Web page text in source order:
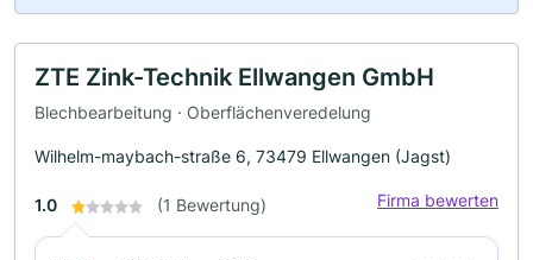
ZTE Zink-Technik Ellwangen GmbH
Blechbearbeitung · Oberflächenveredelung
Wilhelm-maybach-straße 6, 73479 Ellwangen (Jagst)
1.0 (1 Bewertung) Firma bewerten